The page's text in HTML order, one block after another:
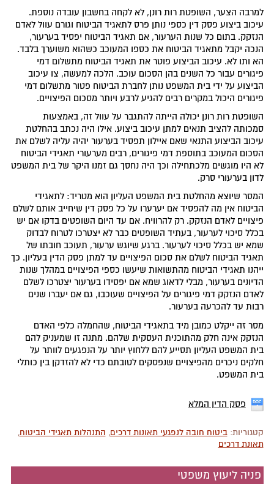
למרבה הצער, השופטת רות רונן, לא לקחה בחשבון עובדה נוספת.
עיכוב ביצוע פסק דין כספי נותן פרס לתאגיד הביטוח וגורם עוול לאדם
הנזקק. בתום כל שנות הערעור, אם תאגיד הביטוח יפסיד בערעור,
הנכה יקבל מתאגיד הביטוח את כספו המעוכב כשהוא משוערך בלבד.
הא ותו לא. עיכוב הביצוע פוטר את תאגיד הביטוח מתשלום דמי
פיגורים עבור כל השנים בהן הסכום עוכב. הלכה למעשה, צו עיכוב
הביצוע על ידי בית המשפט נותן לחברת הביטוח פטור מתשלום דמי
פיגורים היכול במקרים רבים להגיע לרבע ויותר מסכום הפיצויים.
השופטת רות רונן יכולה הייתה להתגבר על עוול זה, באמצעות
סמכותה להציב תנאים למתן עיכוב ביצוע. אילו היה נכתב בהחלטת
עיכוב הביצוע התנאי שאם איילון תפסיד בערעור יהיה עליה לשלם את
הסכום המעוכב בתוספת דמי פיגורים, רבים מערעורי תאגידי הביטוח
לא היו מוגשים מלכתחילה וכך היה נחסך גם זמנו היקר של בית המשפט
לדון בערעורי סרק.
המסר שיוצא מהחלטת בית המשפט העליון הוא מטריד: לתאגידי
הביטוח אין מה להפסיד אם יערערו על כל פסק דין שיחייב אותם לשלם
פיצויים לאדם הנזקק. רק להרוויח. אם עד היום השופטים בדקו אם יש
בכלל סיכוי לערעור, בעתיד השופטים כבר לא יצטרכו לטרוח לבדוק
שמא יש בכלל סיכוי לערעור. ברגע שיוגש ערעור, תעוכב חובתו של
תאגיד הביטוח לשלם את סכום הפיצויים עד למתן פסק הדין בעליון. כך
ייהנו תאגידי הביטוח מהתשואות שיעשו כספי הפיצויים במהלך שנות
הדיונים בערעור, מבלי לדאוג שמא אם יפסידו בערעור יצטרכו לשלם
לאדם הנזקק דמי פיגורים על הפיצויים שעוכבו, גם אם יעברו שנים
רבות עד להכרעה בערעור.
מסר זה ייקלט כמובן מיד בתאגידי הביטוח, שהחמלה כלפי האדם
הנזקק אינה חלק מהתוכנית העסקית שלהם. מתנה זו שמעניק להם
בית המשפט העליון תסייע להם ללחוץ יותר על הנפגעים לוותר על
חלקים ניכרים מהפיצויים שנפסקים לטובתם כדי לא להזדקן בין כותלי
בית המשפט.
פסק הדין המלא
קטגוריות:ביטוח חובה לנפגעי תאונות דרכים, התנהלות תאגידי הביטוח,
תאונת דרכים
פניה ליעוץ משפטי